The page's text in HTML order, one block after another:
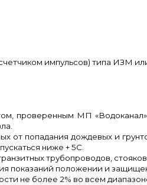
импульсов) типа ИЗМ
проверенным МП
от попадания дождевых и
ниже + 5С.
трубопроводов, стояков
показаний положении и
не более 2% во всем